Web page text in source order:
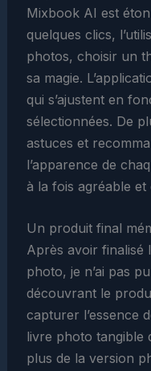
Mixbook AI est
quelques clics,
photos, choisir un
sa magie.
qui s’ajustent en
sélectionnées. De
astuces et
l’apparence de
à la fois agréable et
Un produit final
Après avoir finalisé
photo, je n’ai pas
découvrant le
capturer l’essence
livre photo tangible
plus de la version